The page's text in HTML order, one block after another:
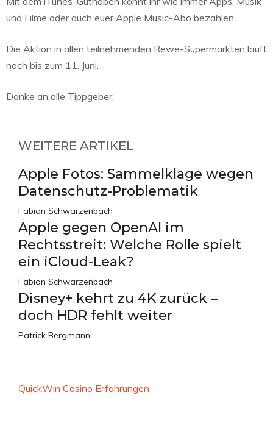
und Filme oder auch euer Apple Music-Abo bezahlen.
Die Aktion in allen teilnehmenden Rewe-Supermärkten läuft
noch bis zum 11. Juni.
Danke an alle Tippgeber.
WEITERE ARTIKEL
Apple Fotos: Sammelklage wegen
Datenschutz-Problematik
Fabian Schwarzenbach
Apple gegen OpenAI im
Rechtsstreit: Welche Rolle spielt
ein iCloud-Leak?
Fabian Schwarzenbach
Disney+ kehrt zu 4K zurück –
doch HDR fehlt weiter
Patrick Bergmann
QuickWin Casino Erfahrungen